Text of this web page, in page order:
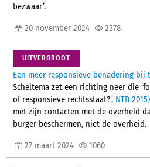
bezwaar’.
20 november 2024 2578
UITVERGROOT
Een meer responsieve benadering
Scheltema zet een richting neer die
of responsieve rechtsstaat?’, NTB
met zijn contacten met de overheid
burger beschermen, niet de overheid.
27 maart 2024 1060